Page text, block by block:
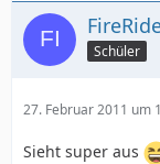
Schüler
27. Februar 2011 um
Sieht super aus